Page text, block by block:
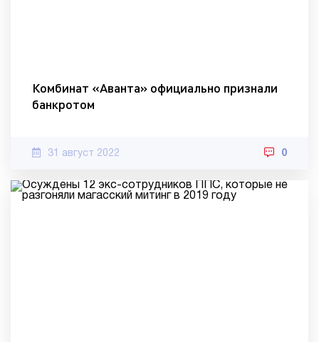
Комбинат «Аванта» официально признали
банкротом
31 август 2022 0